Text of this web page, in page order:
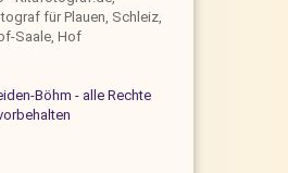
Böhm - alle Rechte